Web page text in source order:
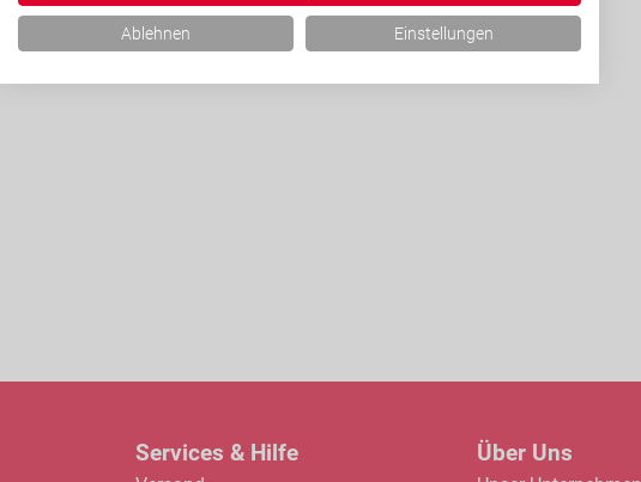
Services & Hilfe Über Uns
Ablehnen Einstellungen